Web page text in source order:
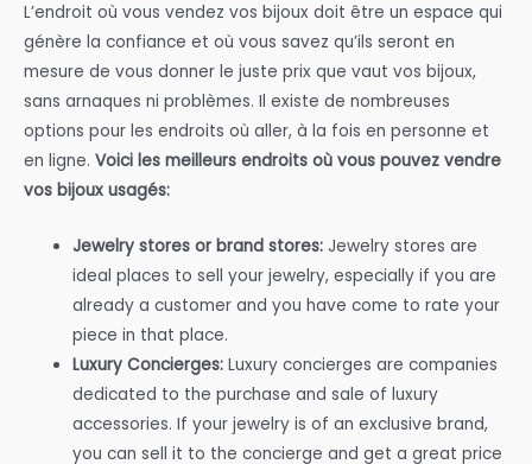
L’endroit où vous vendez vos bijoux doit être un espace qui
génère la confiance et où vous savez qu’ils seront en
mesure de vous donner le juste prix que vaut vos bijoux,
sans arnaques ni problèmes. Il existe de nombreuses
options pour les endroits où aller, à la fois en personne et
en ligne. Voici les meilleurs endroits où vous pouvez vendre
vos bijoux usagés:
Jewelry stores or brand stores: Jewelry stores are
ideal places to sell your jewelry, especially if you are
already a customer and you have come to rate your
piece in that place.
Luxury Concierges: Luxury concierges are companies
dedicated to the purchase and sale of luxury
accessories. If your jewelry is of an exclusive brand,
you can sell it to the concierge and get a great price